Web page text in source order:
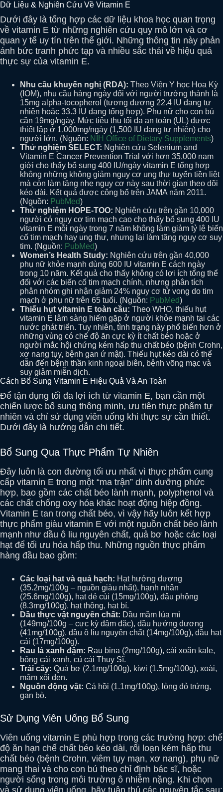
Dữ Liệu & Nghiên Cứu Về Vitamin E
Dưới đây là tổng hợp các dữ liệu khoa học quan trọng
về vitamin E từ những nghiên cứu quy mô lớn và cơ
quan y tế uy tín trên thế giới. Những thông tin này phản
ánh bức tranh phức tạp và nhiều sắc thái về hiệu quả
thực sự của vitamin E.
Nhu cầu khuyến nghị (RDA): Theo Viện Y học Hoa Kỳ
(IOM), nhu cầu hàng ngày đối với người trưởng thành là
15mg alpha-tocopherol (tương đương 22.4 IU dạng tự
nhiên hoặc 33.3 IU dạng tổng hợp). Phụ nữ cho con bú
cần 19mg/ngày. Mức tiêu thụ tối đa an toàn (UL) được
thiết lập ở 1,000mg/ngày (1,500 IU dạng tự nhiên) cho
người lớn. (Nguồn: NIH Office of Dietary Supplements)
Thử nghiệm SELECT: Nghiên cứu Selenium and
Vitamin E Cancer Prevention Trial với hơn 35,000 nam
giới cho thấy bổ sung 400 IU/ngày vitamin E tổng hợp
không những không giảm nguy cơ ung thư tuyến tiền liệt
mà còn làm tăng nhẹ nguy cơ này sau thời gian theo dõi
kéo dài. Kết quả được công bố trên JAMA năm 2011.
(Nguồn: PubMed)
Thử nghiệm HOPE-TOO: Nghiên cứu trên gần 10,000
người có nguy cơ tim mạch cao cho thấy bổ sung 400 IU
vitamin E mỗi ngày trong 7 năm không làm giảm tỷ lệ biến
cố tim mạch hay ung thư, nhưng lại làm tăng nguy cơ suy
tim. (Nguồn: PubMed)
Women’s Health Study: Nghiên cứu trên gần 40,000
phụ nữ khỏe mạnh dùng 600 IU vitamin E cách ngày
trong 10 năm. Kết quả cho thấy không có lợi ích tổng thể
đối với các biến cố tim mạch chính, nhưng phân tích
phân nhóm ghi nhận giảm 24% nguy cơ tử vong do tim
mạch ở phụ nữ trên 65 tuổi. (Nguồn: PubMed)
Thiếu hụt vitamin E toàn cầu: Theo WHO, thiếu hụt
vitamin E lâm sàng hiếm gặp ở người khỏe mạnh tại các
nước phát triển. Tuy nhiên, tình trạng này phổ biến hơn ở
những vùng có chế độ ăn cực kỳ ít chất béo hoặc ở
người mắc hội chứng kém hấp thu chất béo (bệnh Crohn,
xơ nang tụy, bệnh gan ứ mật). Thiếu hụt kéo dài có thể
dẫn đến bệnh thần kinh ngoại biên, bệnh võng mạc và
suy giảm miễn dịch.
Cách Bổ Sung Vitamin E Hiệu Quả Và An Toàn
Để tận dụng tối đa lợi ích từ vitamin E, bạn cần một
chiến lược bổ sung thông minh, ưu tiên thực phẩm tự
nhiên và chỉ sử dụng viên uống khi thực sự cần thiết.
Dưới đây là hướng dẫn chi tiết.
Bổ Sung Qua Thực Phẩm Tự Nhiên
Đây luôn là con đường tối ưu nhất vì thực phẩm cung
cấp vitamin E trong một “ma trận” dinh dưỡng phức
hợp, bao gồm các chất béo lành mạnh, polyphenol và
các chất chống oxy hóa khác hoạt động hiệp đồng.
Vitamin E tan trong chất béo, vì vậy hãy luôn kết hợp
thực phẩm giàu vitamin E với một nguồn chất béo lành
mạnh như dầu ô liu nguyên chất, quả bơ hoặc các loại
hạt để tối ưu hóa hấp thu. Những nguồn thực phẩm
hàng đầu bao gồm:
Các loại hạt và quả hạch: Hạt hướng dương
(35.2mg/100g – nguồn giàu nhất), hạnh nhân
(25.6mg/100g), hạt dẻ cùi (15mg/100g), đậu phộng
(8.3mg/100g), hạt thông, hạt bí.
Dầu thực vật nguyên chất: Dầu mầm lúa mì
(149mg/100g – cực kỳ đậm đặc), dầu hướng dương
(41mg/100g), dầu ô liu nguyên chất (14mg/100g), dầu hạt
cải (17mg/100g).
Rau lá xanh đậm: Rau bina (2mg/100g), cải xoăn kale,
bông cải xanh, củ cải Thụy Sĩ.
Trái cây: Quả bơ (2.1mg/100g), kiwi (1.5mg/100g), xoài,
mâm xôi đen.
Nguồn động vật: Cá hồi (1.1mg/100g), lòng đỏ trứng,
gan bò.
Sử Dụng Viên Uống Bổ Sung
Viên uống vitamin E phù hợp trong các trường hợp: chế
độ ăn hạn chế chất béo kéo dài, rối loạn kém hấp thu
chất béo (bệnh Crohn, viêm tụy mạn, xơ nang), phụ nữ
mang thai và cho con bú theo chỉ định bác sĩ, hoặc
người sống trong môi trường ô nhiễm nặng. Khi chọn